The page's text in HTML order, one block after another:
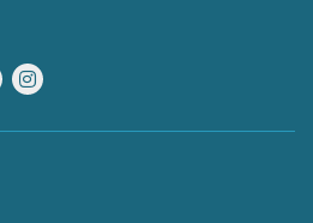
X Instagram